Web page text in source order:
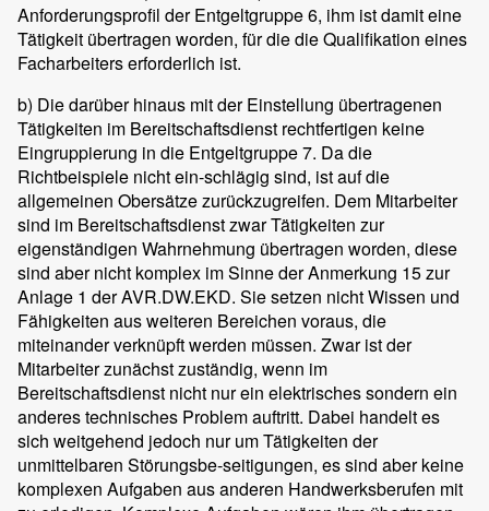
Anforderungsprofil der Entgeltgruppe 6, ihm ist damit eine
Tätigkeit übertragen worden, für die die Qualifikation eines
Facharbeiters erforderlich ist.
b) Die darüber hinaus mit der Einstellung übertragenen
Tätigkeiten im Bereitschaftsdienst rechtfertigen keine
Eingruppierung in die Entgeltgruppe 7. Da die
Richtbeispiele nicht ein-schlägig sind, ist auf die
allgemeinen Obersätze zurückzugreifen. Dem Mitarbeiter
sind im Bereitschaftsdienst zwar Tätigkeiten zur
eigenständigen Wahrnehmung übertragen worden, diese
sind aber nicht komplex im Sinne der Anmerkung 15 zur
Anlage 1 der AVR.DW.EKD. Sie setzen nicht Wissen und
Fähigkeiten aus weiteren Bereichen voraus, die
miteinander verknüpft werden müssen. Zwar ist der
Mitarbeiter zunächst zuständig, wenn im
Bereitschaftsdienst nicht nur ein elektrisches sondern ein
anderes technisches Problem auftritt. Dabei handelt es
sich weitgehend jedoch nur um Tätigkeiten der
unmittelbaren Störungsbe-seitigungen, es sind aber keine
komplexen Aufgaben aus anderen Handwerksberufen mit